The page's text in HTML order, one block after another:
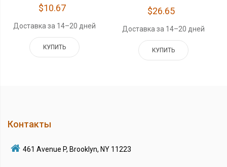
$10.67
Доставка за 14–20 дней
КУПИТЬ
$26.65
Доставка за 14–20 дней
КУПИТЬ
Контакты
461 Avenue P, Brooklyn, NY 11223